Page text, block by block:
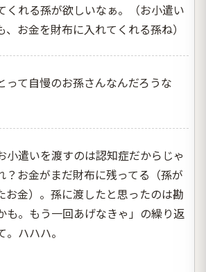
くれる孫が欲しいなぁ。（お小遣い
、お金を財布に入れてくれる孫ね）
って自慢のお孫さんなんだろうな
小遣いを渡すのは認知症だからじゃ
？お金がまだ財布に残ってる（孫が
お金）。孫に渡したと思ったのは勘
も。もう一回あげなきゃ」の繰り返
ハハハ。